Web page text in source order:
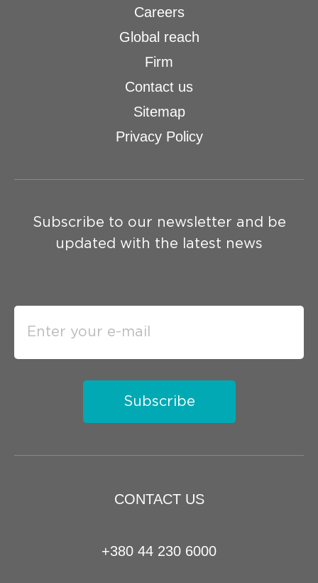
CONTACT US
+380 44 230 6000
Careers
Global reach
Firm
Contact us
Sitemap
Privacy Policy
Subscribe to our newsletter and be
updated with the latest news
Subscribe